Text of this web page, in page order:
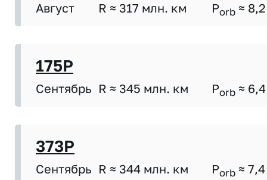
Август R ≈ 317 млн. км Porb ≈ 8,2
175P
Сентябрь R ≈ 345 млн. км Porb ≈ 6,4
373P
Сентябрь R ≈ 344 млн. км Porb ≈ 7,4